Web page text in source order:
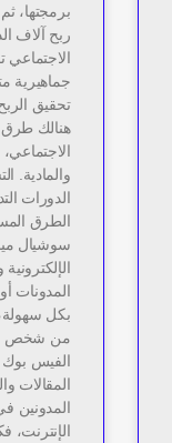
برمجتها،
ربح آلاف
الاجتماعي
جماهيرية
تحقيق
هنالك
والمادية.
الدورات
الطرق
سوشيال
المدونات
بكل
المقالات
المدونين
الإنترنت،